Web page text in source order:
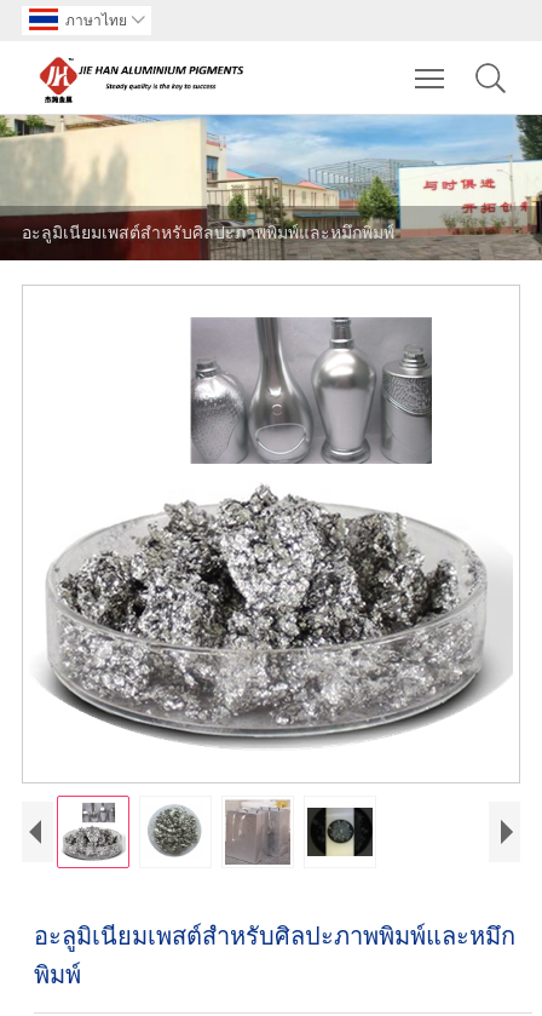
ภาษาไทย 
Toggle
อะลูมิเนียมเพสต์สำหรับศิลปะภาพพิมพ์และหมึกพิมพ์
อะลูมิเนียมเพสต์สำหรับศิลปะภาพพิมพ์และหมึก
พิมพ์